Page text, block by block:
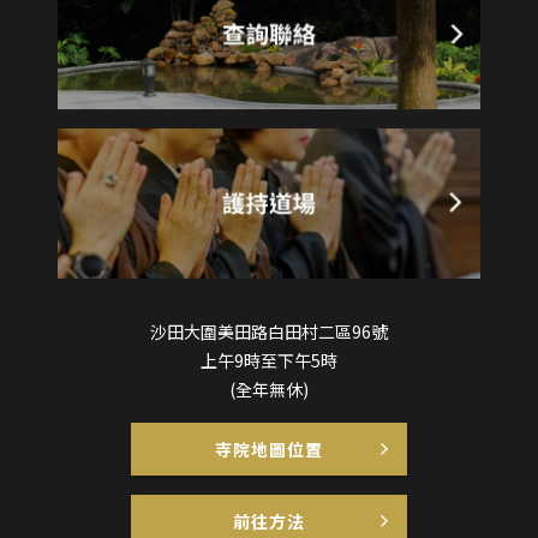
沙田大圍美田路白田村二區96號
上午9時至下午5時
(全年無休)
寺院地圖位置
前往方法